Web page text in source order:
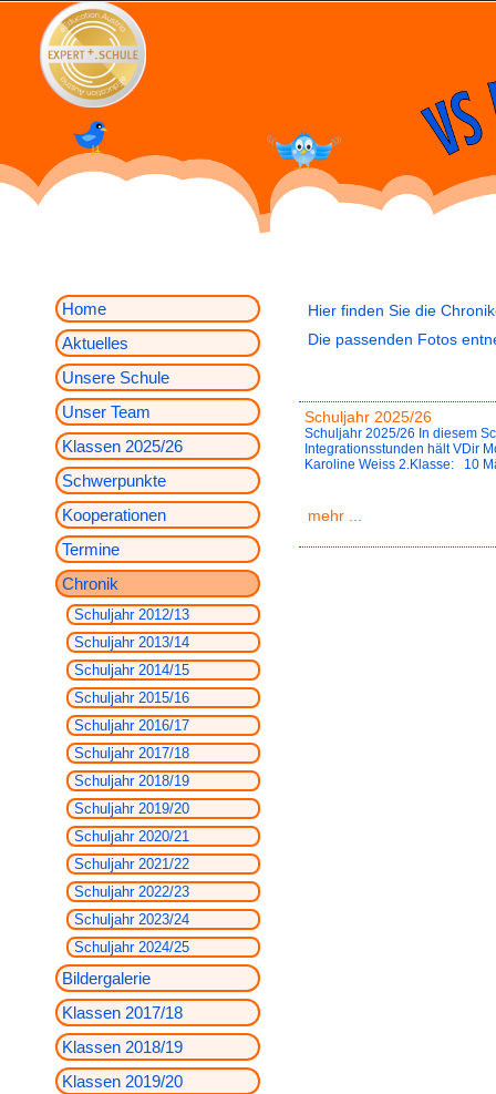
Home
Aktuelles
Unsere Schule
Unser Team
Klassen 2025/26
Schwerpunkte
Kooperationen
Termine
Chronik
Schuljahr 2012/13
Schuljahr 2013/14
Schuljahr 2014/15
Schuljahr 2015/16
Schuljahr 2016/17
Schuljahr 2017/18
Schuljahr 2018/19
Schuljahr 2019/20
Schuljahr 2020/21
Schuljahr 2021/22
Schuljahr 2022/23
Schuljahr 2023/24
Schuljahr 2024/25
Bildergalerie
Klassen 2017/18
Klassen 2018/19
Klassen 2019/20
Hier finden Sie die
Die passenden Fotos
Schuljahr 2025/26
Schuljahr 2025/26 In diesem
Integrationsstunden hält VDir
Karoline Weiss 2.Klasse: 10
mehr ...